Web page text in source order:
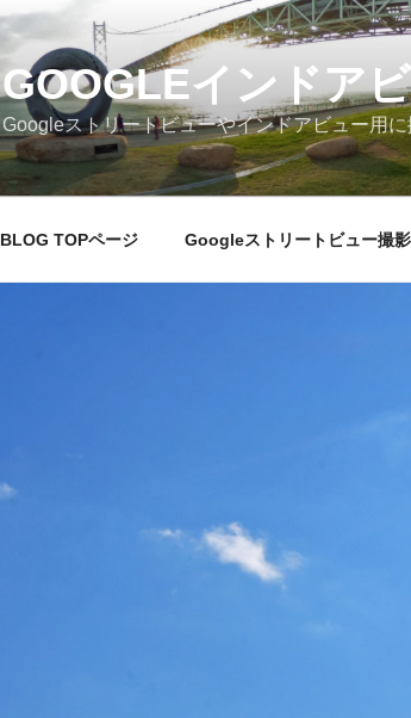
GOOGLEインドア
Googleストリートビューやインドアビュー用
BLOG TOPページ Googleストリートビュー撮影